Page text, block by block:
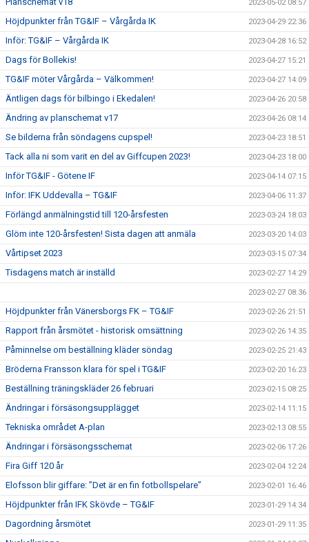
2023-05-02 08:57
Höjdpunkter från TG&IF – Vårgårda IK 2023-04-29 22:36
Inför: TG&IF – Vårgårda IK 2023-04-28 16:52
Dags för Bollekis! 2023-04-27 15:21
TG&IF möter Vårgårda – Välkommen! 2023-04-27 14:09
Äntligen dags för bilbingo i Ekedalen! 2023-04-26 20:58
Ändring av planschemat v17 2023-04-26 08:14
Se bilderna från söndagens cupspel! 2023-04-23 18:51
Tack alla ni som varit en del av Giffcupen 2023! 2023-04-23 18:00
Inför TG&IF - Götene IF 2023-04-14 07:15
Inför: IFK Uddevalla – TG&IF 2023-04-06 11:37
Förlängd anmälningstid till 120-årsfesten 2023-03-24 18:03
Glöm inte 120-årsfesten! Sista dagen att anmäla 2023-03-20 14:03
Vårtipset 2023 2023-03-15 07:34
Tisdagens match är inställd 2023-02-27 14:29
2023-02-27 08:36
Höjdpunkter från Vänersborgs FK – TG&IF 2023-02-26 21:51
Rapport från årsmötet - historisk omsättning 2023-02-26 14:35
Påminnelse om beställning kläder söndag 2023-02-25 21:43
Bröderna Fransson klara för spel i TG&IF 2023-02-20 16:23
Beställning träningskläder 26 februari 2023-02-15 08:25
Ändringar i försäsongsupplägget 2023-02-14 11:15
Tekniska området A-plan 2023-02-13 08:55
Ändringar i försäsongsschemat 2023-02-06 17:26
Fira Giff 120 år 2023-02-04 12:24
Elofsson blir giffare: ”Det är en fin fotbollspelare” 2023-02-01 16:46
Höjdpunkter från IFK Skövde – TG&IF 2023-01-29 14:34
Dagordning årsmötet 2023-01-29 11:35